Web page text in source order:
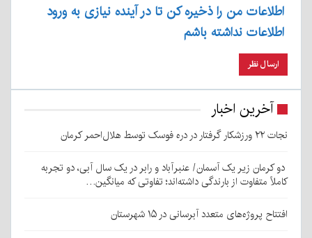
اطلاعات من را ذخیره کن تا در آینده نیازی به ورود
اطلاعات نداشته باشم
آخرین اخبار
نجات ۲۲ ورزشکار گرفتار در دره فوسک توسط هلال‌احمر کرمان
دو کرمان زیر یک آسمان/ عنبرآباد و رابر در یک سال آبی، دو تجربه
کاملاً متفاوت از بارندگی داشته‌اند؛ تفاوتی که میانگین…
افتتاح پروژه‌های متعدد آبرسانی در ۱۵ شهرستان